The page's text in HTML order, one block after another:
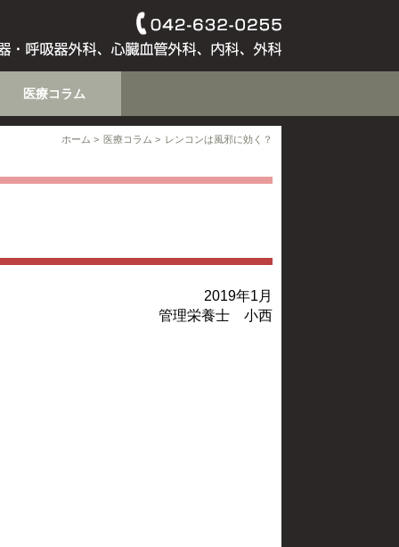
医療コラム
ホーム 医療コラム レンコンは風邪に効く？
2019年1月
管理栄養士 小西